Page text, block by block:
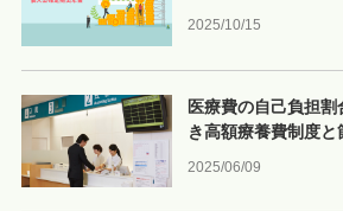
2025/10/15
2025/06/09
医療費の自己負担
き高額療養費制度と